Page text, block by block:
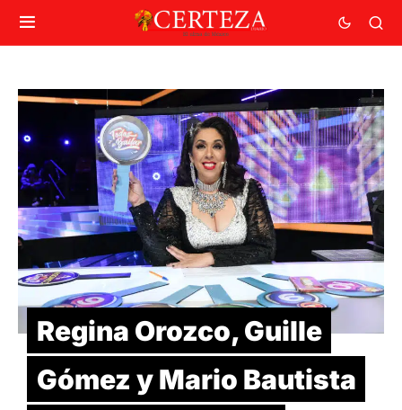
Regina Orozco, Guille
Gómez y Mario Bautista